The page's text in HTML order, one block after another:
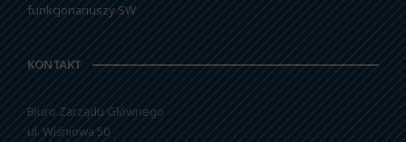
funkcjonariuszy SW
KONTAKT
Biuro Zarządu Głównego
ul. Wiśniowa 50